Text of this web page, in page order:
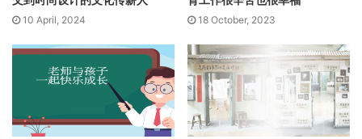
止，牵强的礼貌微笑之中，有忍不住的轻轻叹息。
烽火连天，梦未熄灭
连天烽火如果有意义，那就是Ekhlas的内心滋长了生存的弹性
力，去应对每一天又突发的各种难题，应对他们从没想过、从
10 April, 2024 18 October, 2023